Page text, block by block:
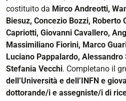
costituito da Mirco Andreotti,
Biesuz, Concezio Bozzi, Roberto
Capriotti, Giovanni Cavallero,
Massimiliano Fiorini, Marco
Luciano Pappalardo,
Stefania Vecchi. Completano il
dell’Università e dell’INFN e
dottorande/i e assegniste/i di